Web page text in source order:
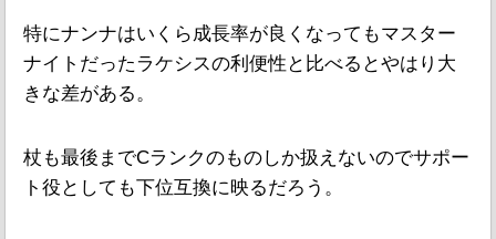
特にナンナはいくら成長率が良くなってもマスター
ナイトだったラケシスの利便性と比べるとやはり大
きな差がある。
杖も最後までCランクのものしか扱えないのでサポー
ト役としても下位互換に映るだろう。